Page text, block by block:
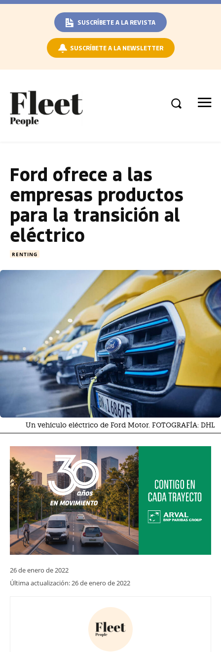
SUSCRÍBETE A LA REVISTA
SUSCRÍBETE A LA NEWSLETTER
Ford ofrece a las
empresas productos
para la transición al
eléctrico
RENTING
Un vehículo eléctrico de Ford Motor. FOTOGRAFÍA: DHL
26 de enero de 2022
Última actualización:26 de enero de 2022